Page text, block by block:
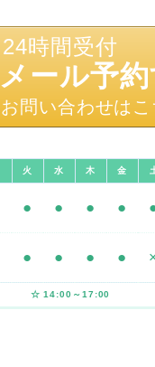
24時間受付
メール予約
お問い合わせはこ
火 水 木 金
● ● ● ●
● ● ● ●
☆ 14:00～17:00